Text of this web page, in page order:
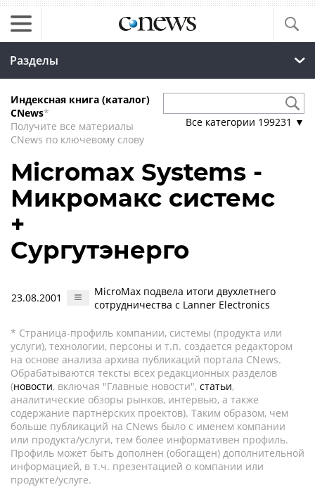
Разделы
Индексная книга (каталог)
CNews*
Получите все материалы
CNews по ключевому слову
Все категории 199231 ▼
Micromax Systems -
Микромакс системс
+
Сургутэнерго
23.08.2001
МicroMax подвела итоги двухлетнего
сотрудничества с Lanner Electronics
* Страница-профиль компании, системы (продукта или
услуги), технологии, персоны и т.п. создается редактором
на основе анализа архива публикаций портала CNews.
Обрабатываются тексты всех редакционных разделов
(новости, включая "Главные новости", статьи,
аналитические обзоры рынков, интервью, а также
содержание партнёрских проектов). Таким образом, чем
больше публикаций на CNews было с именем компании
или продукта/услуги, тем более информативен профиль.
Профиль может быть дополнен (обогащен) дополнительной
информацией, в т.ч. презентацией о компании или
продукте/услуге.